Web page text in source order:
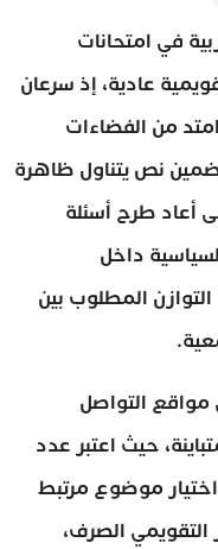
في امتحانات
عادية، إذ سرعان
من الفضاءات
تضمين نص يتناول ظاهرة
أعاد طرح أسئلة
داخل
المطلوب بين
مواقع التواصل
حيث اعتبر عدد
اختيار موضوع مرتبط
التقويمي الصرف،